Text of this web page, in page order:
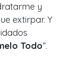
y
extirpar. Y
Todo”.